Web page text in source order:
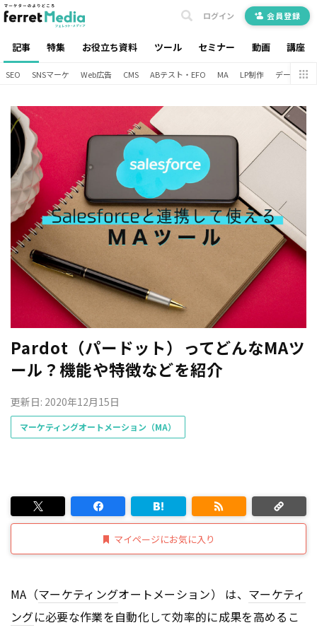
記事 特集 お役立ち資料 ツール セミナー 動画 講座
ログイン 会員登録
SEO SNSマーケ Web広告 CMS ABテスト・EFO MA LP制作 データ分析
Pardot（パードット）ってどんなMAツ
ール？機能や特徴などを紹介
更新日: 2020年12月15日
マーケティングオートメーション（MA）
マイページにお気に入り
MA（マーケティングオートメーション） は、 マーケティ
ングに必要な作業を自動化して効率的に成果を高めるこ